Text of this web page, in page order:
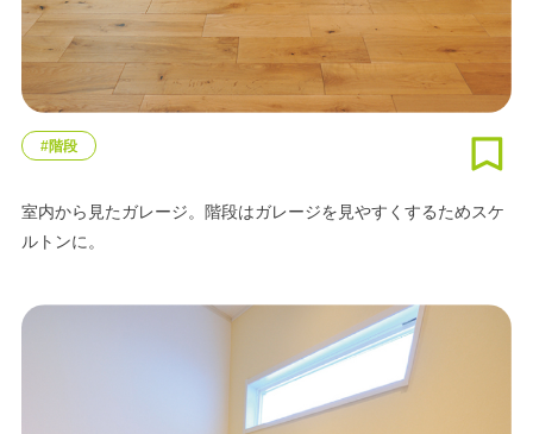
#階段
室内から見たガレージ。階段はガレージを見やすくするためスケ
ルトンに。